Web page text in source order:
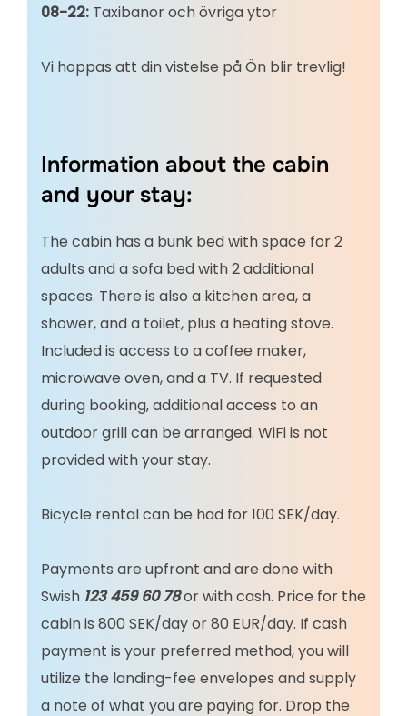
08-22: Taxibanor och övriga ytor
Vi hoppas att din vistelse på Ön blir trevlig!
Information about the cabin
and your stay:
The cabin has a bunk bed with space for 2
adults and a sofa bed with 2 additional
spaces. There is also a kitchen area, a
shower, and a toilet, plus a heating stove.
Included is access to a coffee maker,
microwave oven, and a TV. If requested
during booking, additional access to an
outdoor grill can be arranged. WiFi is not
provided with your stay.
Bicycle rental can be had for 100 SEK/day.
Payments are upfront and are done with
Swish 123 459 60 78or with cash. Price for the
cabin is 800 SEK/day or 80 EUR/day. If cash
payment is your preferred method, you will
utilize the landing-fee envelopes and supply
a note of what you are paying for. Drop the